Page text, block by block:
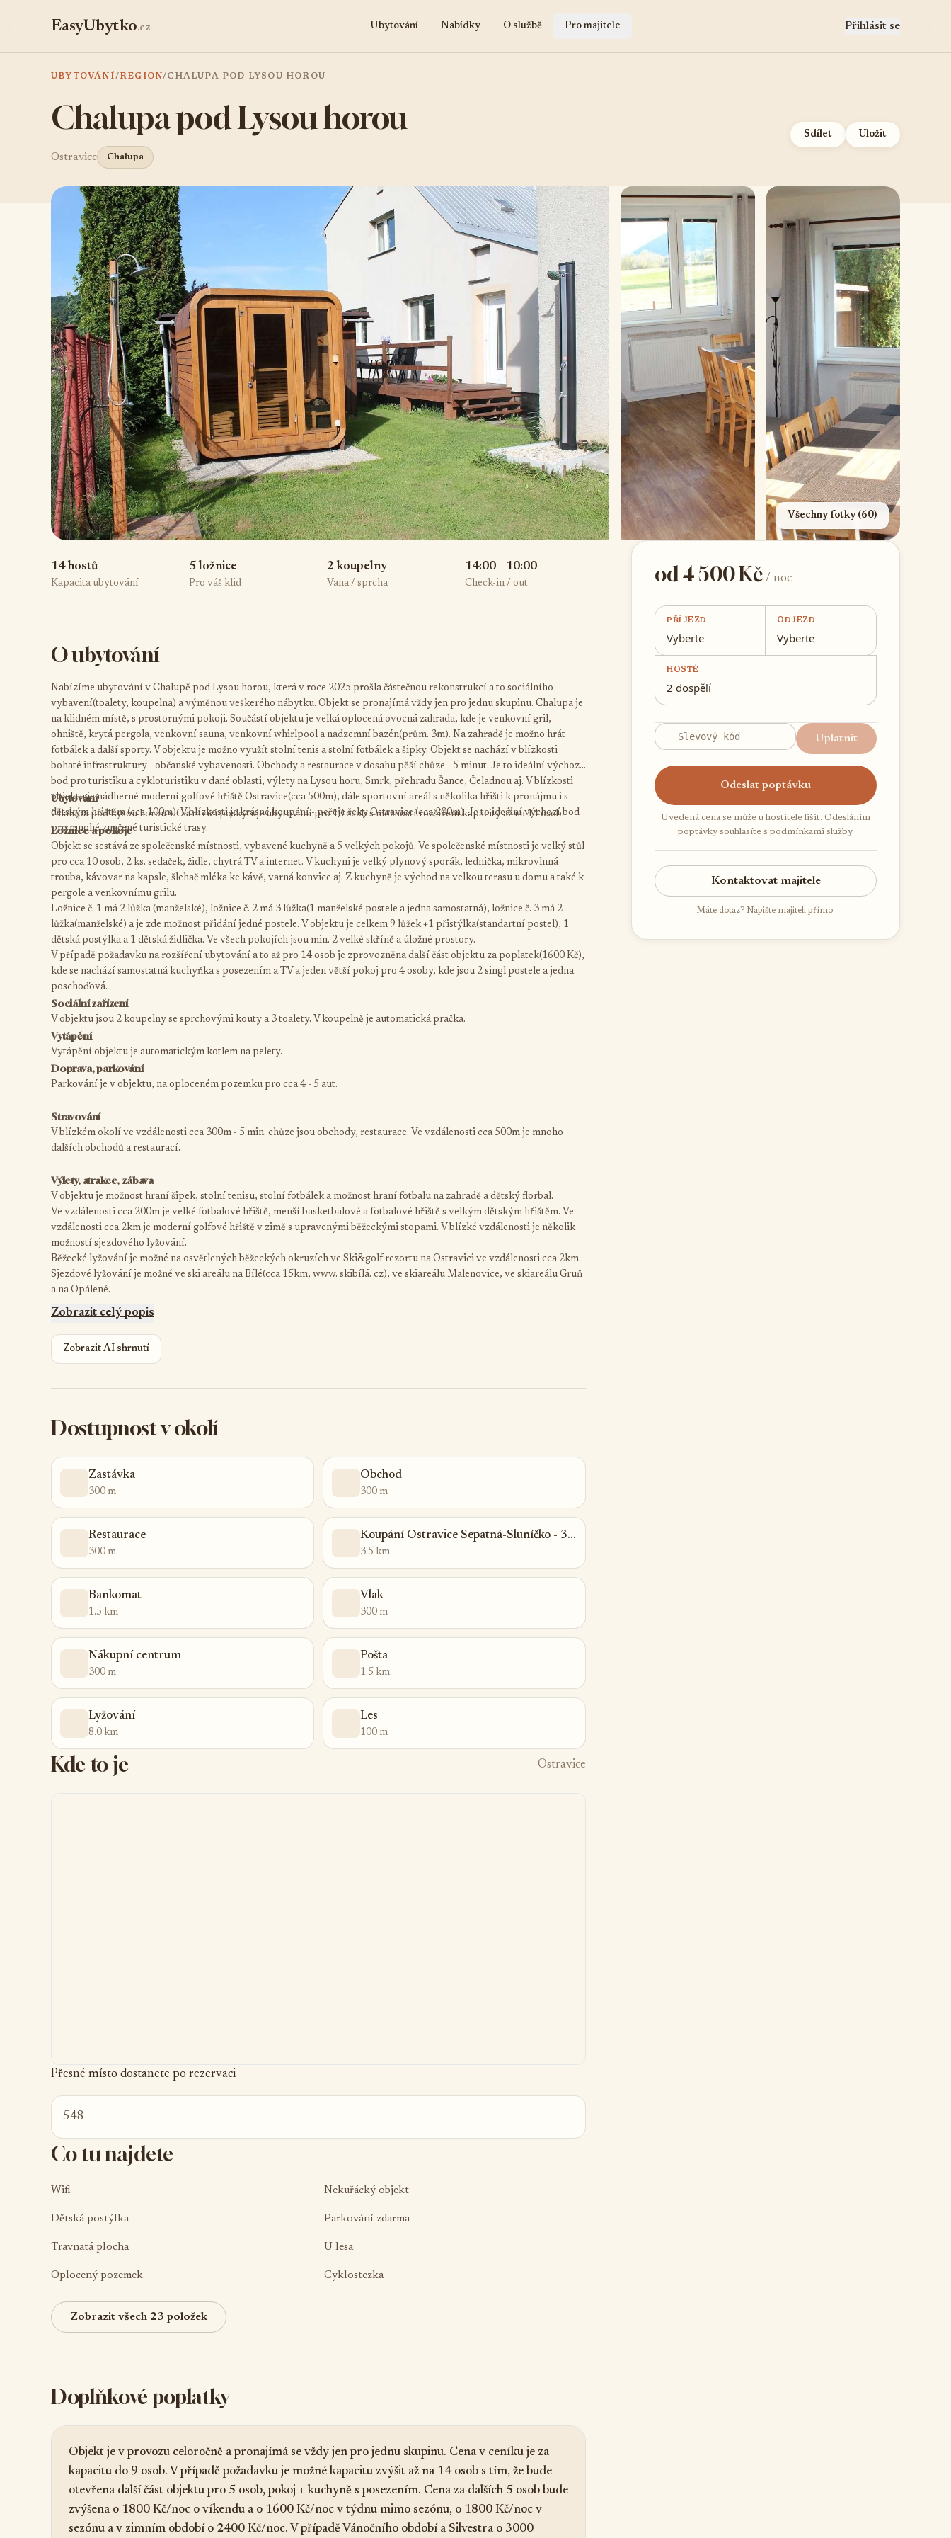
EasyUbytko.cz Ubytování Nabídky O službě Pro majitele Přihlásit se
UBYTOVÁNÍ/REGION/CHALUPA POD LYSOU HOROU
Chalupa pod Lysou horou
Ostravice Chalupa
Sdílet Uložit
Všechny fotky (60)
14 hostů
Kapacita ubytování
5 ložnice
Pro váš klid
2 koupelny
Vana / sprcha
14:00 - 10:00
Check-in / out
O ubytování
Nabízíme ubytování v Chalupě pod Lysou horou, která v roce 2025 prošla částečnou rekonstrukcí a to sociálního
vybavení(toalety, koupelna) a výměnou veškerého nábytku. Objekt se pronajímá vždy jen pro jednu skupinu. Chalupa je
na klidném místě, s prostornými pokoji. Součástí objektu je velká oplocená ovocná zahrada, kde je venkovní gril,
ohniště, krytá pergola, venkovní sauna, venkovní whirlpool a nadzemní bazén(prům. 3m). Na zahradě je možno hrát
fotbálek a další sporty. V objektu je možno využít stolní tenis a stolní fotbálek a šipky. Objekt se nachází v blízkosti
bohaté infrastruktury - občanské vybavenosti. Obchody a restaurace v dosahu pěší chůze - 5 minut. Je to ideální výchozí
bod pro turistiku a cykloturistiku v dané oblasti, výlety na Lysou horu, Smrk, přehradu Šance, Čeladnou aj. V blízkosti
objektu je nádherné moderní golfové hřiště Ostravice(cca 500m), dále sportovní areál s několika hřišti k pronájmu i s
dětským hřištěm (cca 100m). V blízkosti je krásné koupání - peřeje řeky Ostravice (cca 200m). Je to ideální výchozí bod
pro mnohé značené turistické trasy.
Ubytování
Chalupa pod Lysou horou v Ostravici poskytuje ubytování pro 10 osob s možností rozšíření kapacity až na 14 osob.
Ložnice a pokoje
Objekt se sestává ze společenské místnosti, vybavené kuchyně a 5 velkých pokojů. Ve společenské místnosti je velký stůl
pro cca 10 osob, 2 ks. sedaček, židle, chytrá TV a internet. V kuchyni je velký plynový sporák, lednička, mikrovlnná
trouba, kávovar na kapsle, šlehač mléka ke kávě, varná konvice aj. Z kuchyně je východ na velkou terasu u domu a také k
pergole a venkovnímu grilu.
Ložnice č. 1 má 2 lůžka (manželské), ložnice č. 2 má 3 lůžka(1 manželské postele a jedna samostatná), ložnice č. 3 má 2
lůžka(manželské) a je zde možnost přidání jedné postele. V objektu je celkem 9 lůžek +1 přistýlka(standartní postel), 1
dětská postýlka a 1 dětská židlička. Ve všech pokojích jsou min. 2 velké skříně a úložné prostory.
V případě požadavku na rozšíření ubytování a to až pro 14 osob je zprovozněna další část objektu za poplatek(1600 Kč),
kde se nachází samostatná kuchyňka s posezením a TV a jeden větší pokoj pro 4 osoby, kde jsou 2 singl postele a jedna
poschoďová.
Sociální zařízení
V objektu jsou 2 koupelny se sprchovými kouty a 3 toalety. V koupelně je automatická pračka.
Vytápění
Vytápění objektu je automatickým kotlem na pelety.
Doprava, parkování
Parkování je v objektu, na oploceném pozemku pro cca 4 - 5 aut.
Stravování
V blízkém okolí ve vzdálenosti cca 300m - 5 min. chůze jsou obchody, restaurace. Ve vzdálenosti cca 500m je mnoho
dalších obchodů a restaurací.
Výlety, atrakce, zábava
V objektu je možnost hraní šipek, stolní tenisu, stolní fotbálek a možnost hraní fotbalu na zahradě a dětský florbal.
Ve vzdálenosti cca 200m je velké fotbalové hřiště, menší basketbalové a fotbalové hřiště s velkým dětským hřištěm. Ve
vzdálenosti cca 2km je moderní golfové hřiště v zimě s upravenými běžeckými stopami. V blízké vzdálenosti je několik
možností sjezdového lyžování.
Běžecké lyžování je možné na osvětlených běžeckých okruzích ve Ski&golf rezortu na Ostravici ve vzdálenosti cca 2km.
Sjezdové lyžování je možné ve ski areálu na Bílé(cca 15km, www. skibílá. cz), ve skiareálu Malenovice, ve skiareálu Gruň
a na Opálené.
Zobrazit celý popis
Zobrazit AI shrnutí
Dostupnost v okolí
Zastávka
300 m
Obchod
300 m
Restaurace
300 m
Koupání Ostravice Sepatná-Sluníčko - 3,5km, Agua park Olešná
3.5 km
Bankomat
1.5 km
Vlak
300 m
Nákupní centrum
300 m
Pošta
1.5 km
Lyžování
8.0 km
Les
100 m
Kde to je Ostravice
Přesné místo dostanete po rezervaci
548
Co tu najdete
Wifi Nekuřácký objekt
Dětská postýlka Parkování zdarma
Travnatá plocha U lesa
Oplocený pozemek Cyklostezka
Zobrazit všech 23 položek
Doplňkové poplatky
Objekt je v provozu celoročně a pronajímá se vždy jen pro jednu skupinu. Cena v ceníku je za
kapacitu do 9 osob. V případě požadavku je možné kapacitu zvýšit až na 14 osob s tím, že bude
otevřena další část objektu pro 5 osob, pokoj + kuchyně s posezením. Cena za dalších 5 osob bude
zvýšena o 1800 Kč/noc o víkendu a o 1600 Kč/noc v týdnu mimo sezónu, o 1800 Kč/noc v
sezónu a v zimním období o 2400 Kč/noc. V případě Vánočního období a Silvestra o 3000
od 4 500 Kč/ noc
PŘÍJEZD
Vyberte
ODJEZD
Vyberte
HOSTÉ
2 dospělí
Uplatnit
Odeslat poptávku
Uvedená cena se může u hostitele lišit. Odesláním
poptávky souhlasíte s podmínkami služby.
Kontaktovat majitele
Máte dotaz? Napište majiteli přímo.